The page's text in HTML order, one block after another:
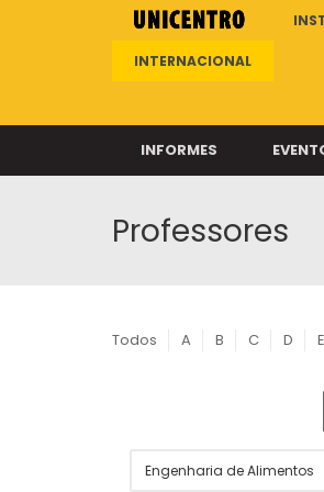
INTERNACIONAL
INFORMES
Professores
Todos A B C D E
Engenharia de Alimentos